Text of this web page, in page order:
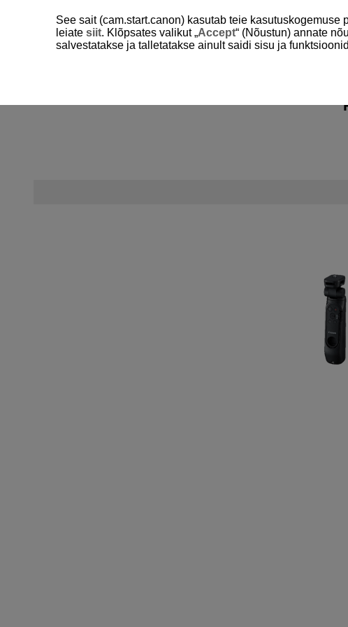
See sait (cam.start.canon) kasutab teie
leiate siit. Klõpsates valikut „Accept“ (Nõustun) annate
salvestatakse ja talletatakse ainult saidi sisu ja